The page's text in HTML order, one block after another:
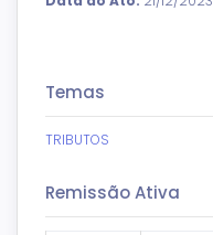
Temas
TRIBUTOS
Remissão Ativa